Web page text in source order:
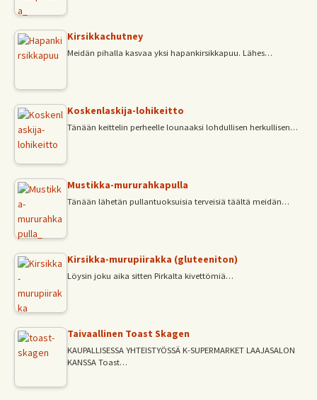
Kirsikkachutney
Meidän pihalla kasvaa yksi hapankirsikkapuu. Lähes…
Koskenlaskija-lohikeitto
Tänään keittelin perheelle lounaaksi lohdullisen herkullisen…
Mustikka-mururahkapulla
Tänään lähetän pullantuoksuisia terveisiä täältä meidän…
Kirsikka-murupiirakka (gluteeniton)
Löysin joku aika sitten Pirkalta kivettömiä…
Taivaallinen Toast Skagen
KAUPALLISESSA YHTEISTYÖSSÄ K-SUPERMARKET LAAJASALON
KANSSA Toast…